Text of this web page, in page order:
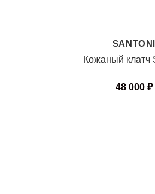
SANTONI
Кожаный клатч
48 000 ₽